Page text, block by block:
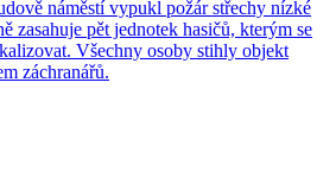
náměstí vypukl požár střechy nízké
zasahuje pět jednotek hasičů, kterým se
Všechny osoby stihly objekt
záchranářů.